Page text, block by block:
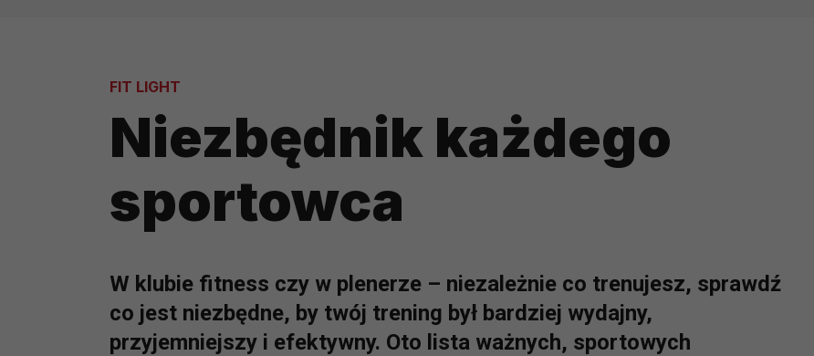
FIT LIGHT
Niezbędnik każdego
sportowca
W klubie fitness czy w plenerze – niezależnie co trenujesz, sprawdź
co jest niezbędne, by twój trening był bardziej wydajny,
przyjemniejszy i efektywny. Oto lista ważnych, sportowych